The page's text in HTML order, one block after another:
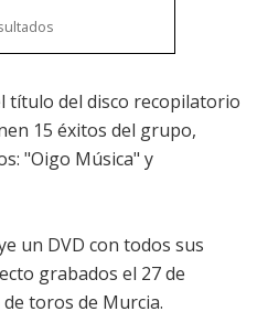
título del disco recopilatorio
15 éxitos del grupo,
"Oigo Música" y
un DVD con todos sus
grabados el 27 de
toros de Murcia.